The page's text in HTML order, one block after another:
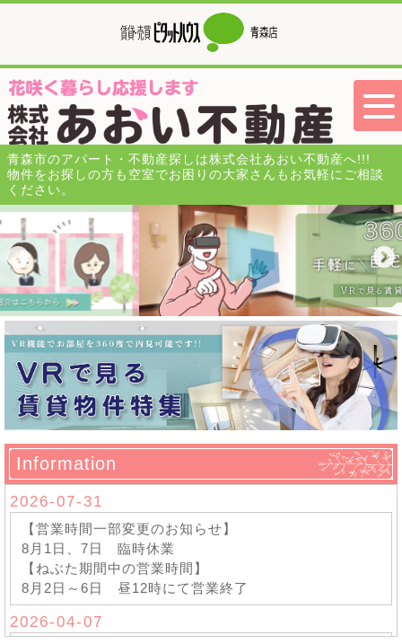
青森市のアパート・不動産探しは株式会社あおい不動産へ!!!
物件をお探しの方も空室でお困りの大家さんもお気軽にご相談
ください。
Information
2026-07-31
【営業時間一部変更のお知らせ】
8月1日、7日 臨時休業
【ねぶた期間中の営業時間】
8月2日～6日 昼12時にて営業終了
2026-04-07